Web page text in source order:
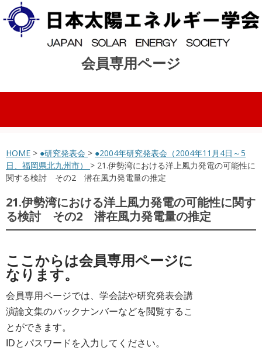
会員専用ページ
コンテンツへスキップ
HOME > ●研究発表会 > ●2004年研究発表会（2004年11月4日～5
日、福岡県北九州市） > 21.伊勢湾における洋上風力発電の可能性に
関する検討 その2 潜在風力発電量の推定
21.伊勢湾における洋上風力発電の可能性に関す
る検討 その2 潜在風力発電量の推定
ここからは会員専用ページに
なります。
会員専用ページでは、学会誌や研究発表会講
演論文集のバックナンバーなどを閲覧するこ
とができます。
IDとパスワードを入力してください。